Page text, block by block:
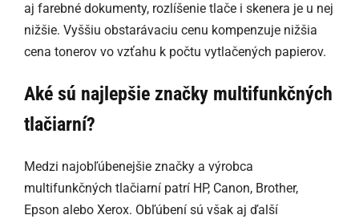
aj farebné dokumenty, rozlíšenie tlače i skenera je u nej
nižšie. Vyššiu obstarávaciu cenu kompenzuje nižšia
cena tonerov vo vzťahu k počtu vytlačených papierov.
Aké sú najlepšie značky multifunkčných
tlačiarní?
Medzi najobľúbenejšie značky a výrobca
multifunkčných tlačiarní patrí HP, Canon, Brother,
Epson alebo Xerox. Obľúbení sú však aj ďalší